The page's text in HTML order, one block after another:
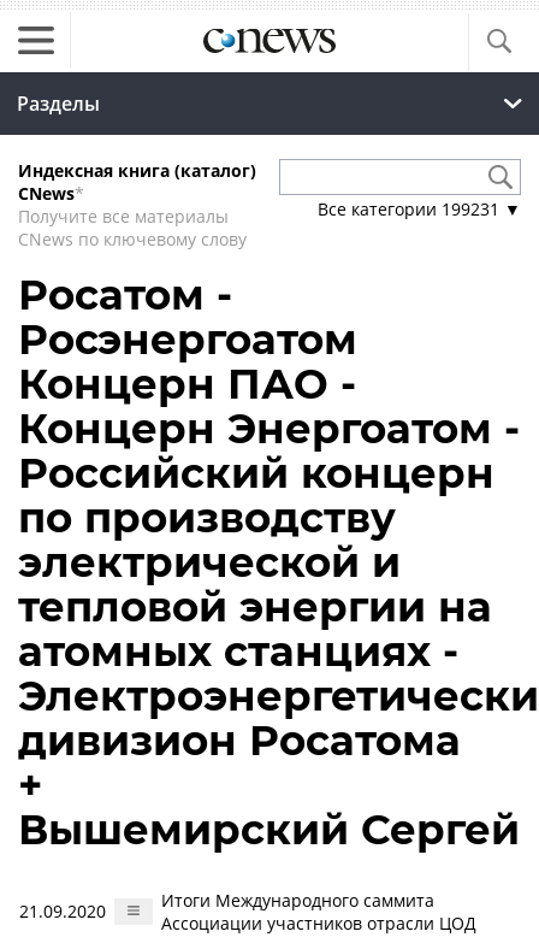
Разделы
Индексная книга (каталог)
CNews*
Получите все материалы
CNews по ключевому слову
Все категории 199231 ▼
Росатом -
Росэнергоатом
Концерн ПАО -
Концерн Энергоатом -
Российский концерн
по производству
электрической и
тепловой энергии на
атомных станциях -
дивизион Росатома
+
Вышемирский Сергей
21.09.2020
Итоги Международного саммита
Ассоциации участников отрасли ЦОД